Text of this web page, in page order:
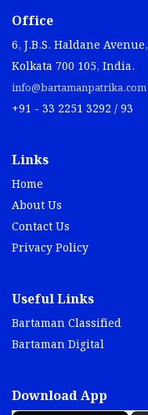
Office
6, J.B.S. Haldane Avenue,
Kolkata 700 105, India.
info@bartamanpatrika.com
+91 - 33 2251 3292 / 93
Links
Home
About Us
Contact Us
Privacy Policy
Useful Links
Bartaman Classified
Bartaman Digital
Download App